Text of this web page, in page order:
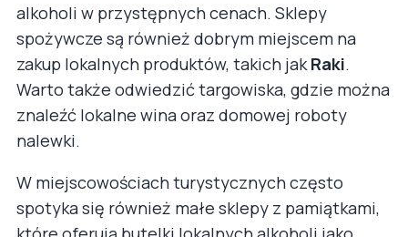
alkoholi w przystępnych cenach. Sklepy
spożywcze są również dobrym miejscem na
zakup lokalnych produktów, takich jakRaki.
Warto także odwiedzić targowiska, gdzie można
znaleźć lokalne wina oraz domowej roboty
nalewki.
W miejscowościach turystycznych często
spotyka się również małe sklepy z pamiątkami,